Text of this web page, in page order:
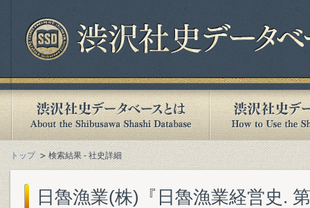
トップ 検索結果 - 社史詳細
日魯漁業(株)『日魯漁業経営史.